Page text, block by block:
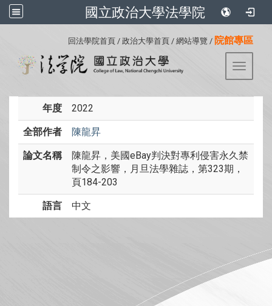
國立政治大學法學院
回法學院首頁 / 政治大學首頁 / 網站導覽 / 院館專區
Toggle
年度 2022
全部作者 陳龍昇
論文名稱
陳龍昇，美國eBay判決對專利侵害永久禁
制令之影響，月旦法學雜誌，第323期，
頁184-203
語言 中文